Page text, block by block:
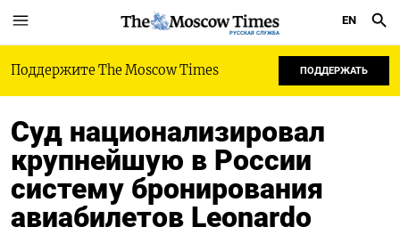
РУССКАЯ СЛУЖБА
EN
Поддержите The Moscow Times ПОДДЕРЖАТЬ
Суд национализировал
крупнейшую в России
систему бронирования
авиабилетов Leonardo